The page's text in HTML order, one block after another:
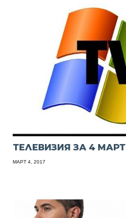
ТЕЛЕВИЗИЯ ЗА 4 МАРТ
МАРТ 4, 2017